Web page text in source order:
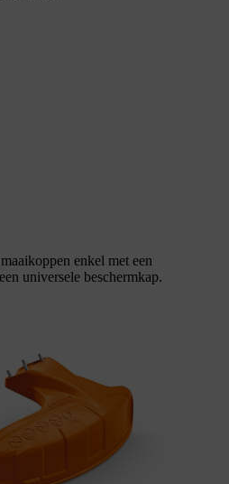
enkel met een
universele beschermkap.